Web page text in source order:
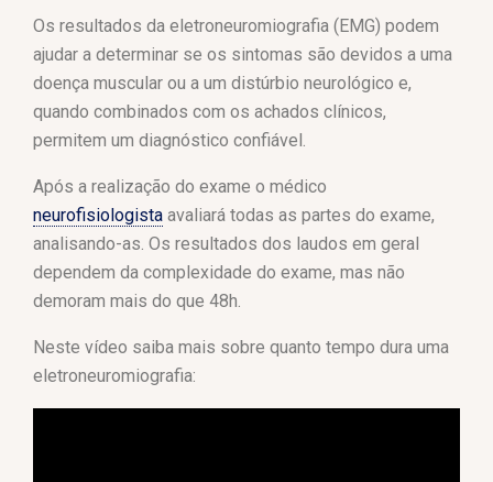
Os resultados da eletroneuromiografia (EMG) podem
ajudar a determinar se os sintomas são devidos a uma
doença muscular ou a um distúrbio neurológico e,
quando combinados com os achados clínicos,
permitem um diagnóstico confiável.
Após a realização do exame o médico
neurofisiologista avaliará todas as partes do exame,
analisando-as. Os resultados dos laudos em geral
dependem da complexidade do exame, mas não
demoram mais do que 48h.
Neste vídeo saiba mais sobre quanto tempo dura uma
eletroneuromiografia: